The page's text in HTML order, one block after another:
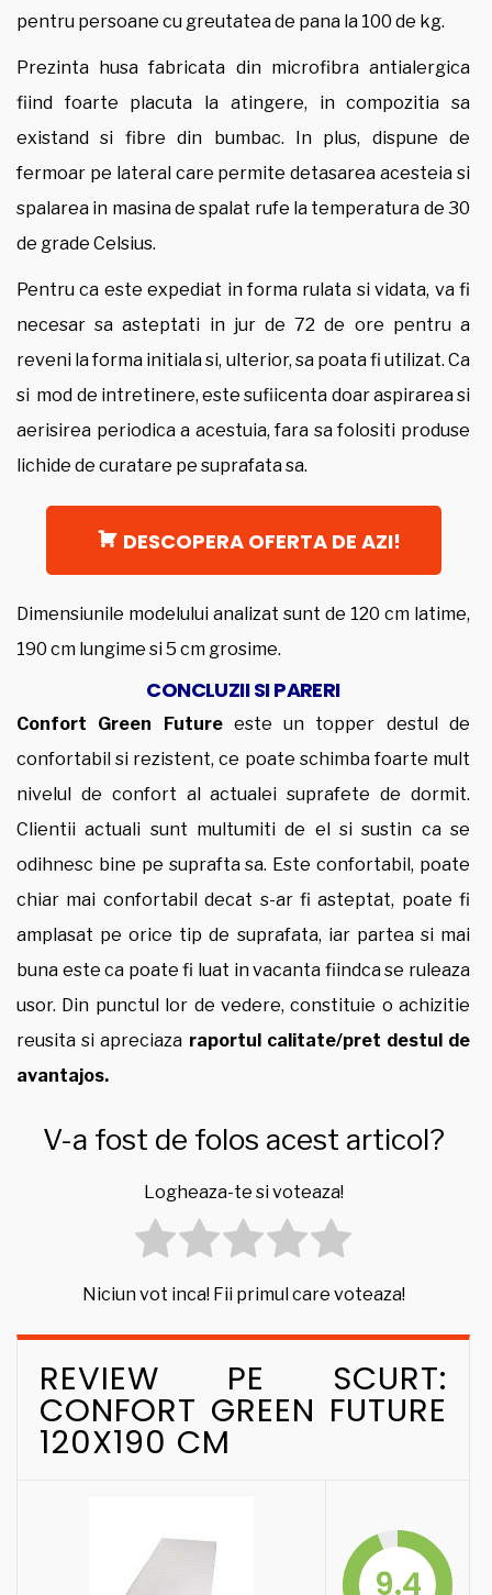
pentru persoane cu greutatea de pana la 100 de kg.
Prezinta husa fabricata din microfibra antialergica
fiind foarte placuta la atingere, in compozitia sa
existand si fibre din bumbac. In plus, dispune de
fermoar pe lateral care permite detasarea acesteia si
spalarea in masina de spalat rufe la temperatura de 30
de grade Celsius.
Pentru ca este expediat in forma rulata si vidata, va fi
necesar sa asteptati in jur de 72 de ore pentru a
reveni la forma initiala si, ulterior, sa poata fi utilizat. Ca
si mod de intretinere, este sufiicenta doar aspirarea si
aerisirea periodica a acestuia, fara sa folositi produse
lichide de curatare pe suprafata sa.
DESCOPERA OFERTA DE AZI!
Dimensiunile modelului analizat sunt de 120 cm latime,
190 cm lungime si 5 cm grosime.
CONCLUZII SI PARERI
Confort Green Future este un topper destul de
confortabil si rezistent, ce poate schimba foarte mult
nivelul de confort al actualei suprafete de dormit.
Clientii actuali sunt multumiti de el si sustin ca se
odihnesc bine pe suprafta sa. Este confortabil, poate
chiar mai confortabil decat s-ar fi asteptat, poate fi
amplasat pe orice tip de suprafata, iar partea si mai
buna este ca poate fi luat in vacanta fiindca se ruleaza
usor. Din punctul lor de vedere, constituie o achizitie
reusita si apreciaza raportul calitate/pret destul de
avantajos.
V-a fost de folos acest articol?
Logheaza-te si voteaza!
Niciun vot inca! Fii primul care voteaza!
REVIEW PE SCURT:
CONFORT GREEN FUTURE
120X190 CM
9.4